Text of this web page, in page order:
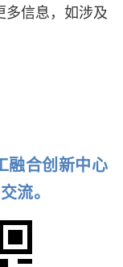
多信息，如涉及
融合创新中心
流。